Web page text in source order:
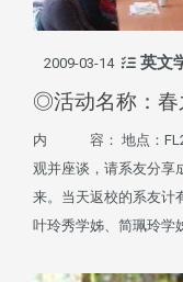
2009-03-14 英文
◎活动名称：春
内 容： 地点：
观并座谈，请系友分享
来。当天返校的系友计
叶玲秀学姊、简珮玲学